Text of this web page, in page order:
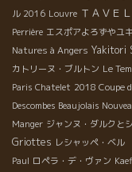
ル 2016 Louvre ＴＡＶＥＬ
Perrière エスポアよろずやユ
Natures à Angers Yakitori
カトリーヌ・ブルトン Le
Paris Chatelet 2018 Coupe
Descombes Beaujolais
Manger ジャンヌ・ダルクと
Griottes レシャッペ・ベ
Paul ロペラ・デ・ヴァン